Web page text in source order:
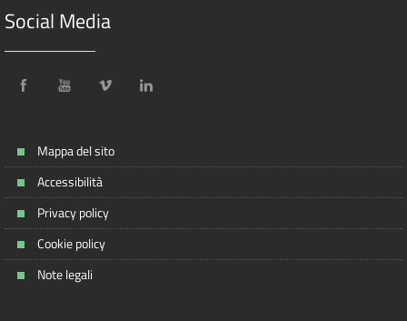
Social Media
Mappa del sito
Accessibilità
Privacy policy
Cookie policy
Note legali